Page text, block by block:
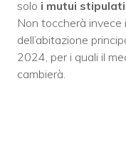
solo i mutui
Non toccherà invece
dell’abitazione
2024, per i quali il
cambierà.